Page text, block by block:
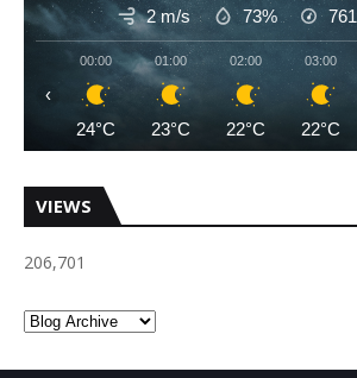
2 m/s 73% 761
00:00
24°C
01:00
23°C
02:00
22°C
03:00
22°C
‹
VIEWS
206,701